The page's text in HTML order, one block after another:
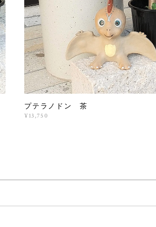
プテラノドン 茶
¥13,750